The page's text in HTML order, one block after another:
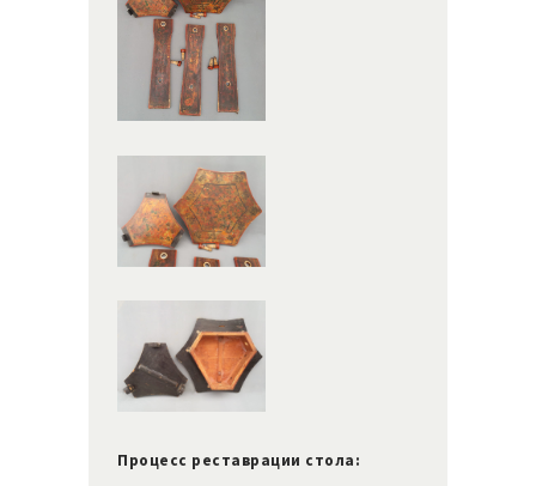
Процесс реставрации стола: